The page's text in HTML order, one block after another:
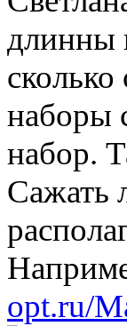
длинны
наборы
набор.
Сажать
opt.ru/